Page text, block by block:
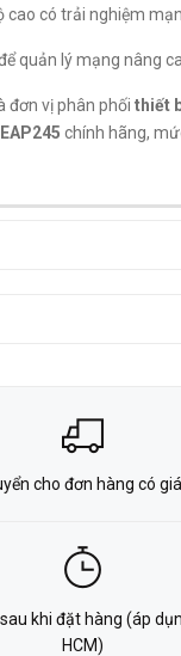
cao có trải nghiệm
quản lý mạng nâng
đơn vị phân phối thiết
chính hãng,
cho đơn hàng có
khi đặt hàng (áp
HCM)